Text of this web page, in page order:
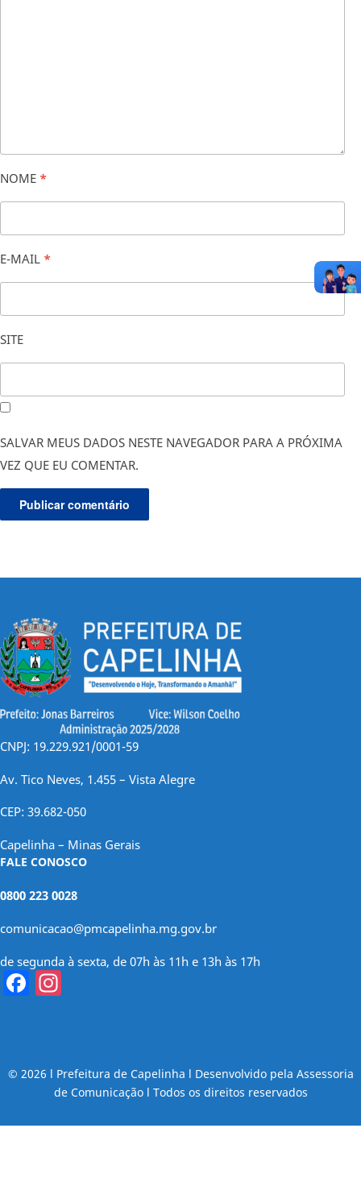
NOME *
E-MAIL *
SITE
SALVAR MEUS DADOS NESTE NAVEGADOR PARA A PRÓXIMA
VEZ QUE EU COMENTAR.
CNPJ: 19.229.921/0001-59
Av. Tico Neves, 1.455 – Vista Alegre
CEP: 39.682-050
Capelinha – Minas Gerais
FALE CONOSCO
0800 223 0028
comunicacao@pmcapelinha.mg.gov.br
de segunda à sexta, de 07h às 11h e 13h às 17h
Facebook
© 2026 l Prefeitura de Capelinha l Desenvolvido pela Assessoria
de Comunicação l Todos os direitos reservados